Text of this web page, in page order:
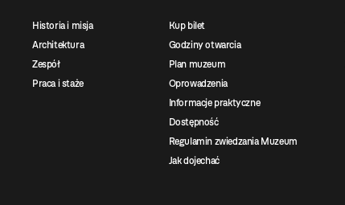
Historia i misja
Architektura
Zespół
Praca i staże
Kup bilet
Godziny otwarcia
Plan muzeum
Oprowadzenia
Informacje praktyczne
Dostępność
Regulamin zwiedzania Muzeum
Jak dojechać